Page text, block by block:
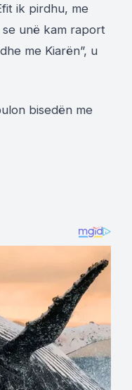
ik pirdhu, me
unë kam raport
me Kiarën”, u